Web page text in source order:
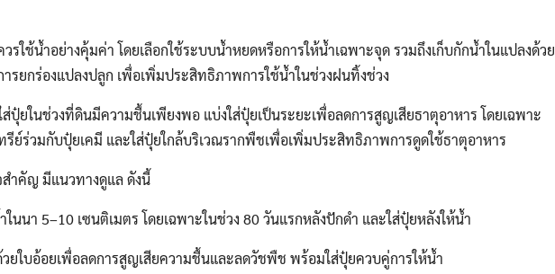
Search
วรใช้น้ำอย่างคุ้มค่า โดยเลือกใช้ระบบน้ำหยดหรือการให้น้ำเฉพาะจุด รวมถึงเก็บกักน้ำในแปลงด้วย
รยกร่องแปลงปลูก เพื่อเพิ่มประสิทธิภาพการใช้น้ำในช่วงฝนทิ้งช่วง
ส่ปุ๋ยในช่วงที่ดินมีความชื้นเพียงพอ แบ่งใส่ปุ๋ยเป็นระยะเพื่อลดการสูญเสียธาตุอาหาร โดยเฉพาะ
รีย์ร่วมกับปุ๋ยเคมี และใส่ปุ๋ยใกล้บริเวณรากพืชเพื่อเพิ่มประสิทธิภาพการดูดใช้ธาตุอาหาร
ำคัญ มีแนวทางดูแล ดังนี้
นนา 5–10 เซนติเมตร โดยเฉพาะในช่วง 80 วันแรกหลังปักดำ และใส่ปุ๋ยหลังให้น้ำ
ยใบอ้อยเพื่อลดการสูญเสียความชื้นและลดวัชพืช พร้อมใส่ปุ๋ยควบคู่การให้น้ำ